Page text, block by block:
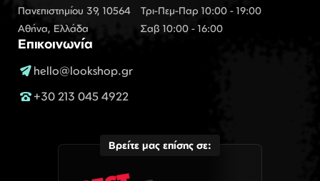
Πανεπιστημίου 39, 10564
Αθήνα, Ελλάδα
Τρι-Πεμ-Παρ 10:00 - 19:00
Σαβ 10:00 - 16:00
Επικοινωνία
hello@lookshop.gr
+30 213 045 4922
Βρείτε μας επίσης σε: